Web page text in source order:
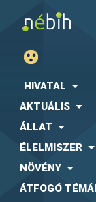
HIVATAL
AKTUÁLIS
ÁLLAT
ÉLELMISZER
NÖVÉNY
ÁTFOGÓ